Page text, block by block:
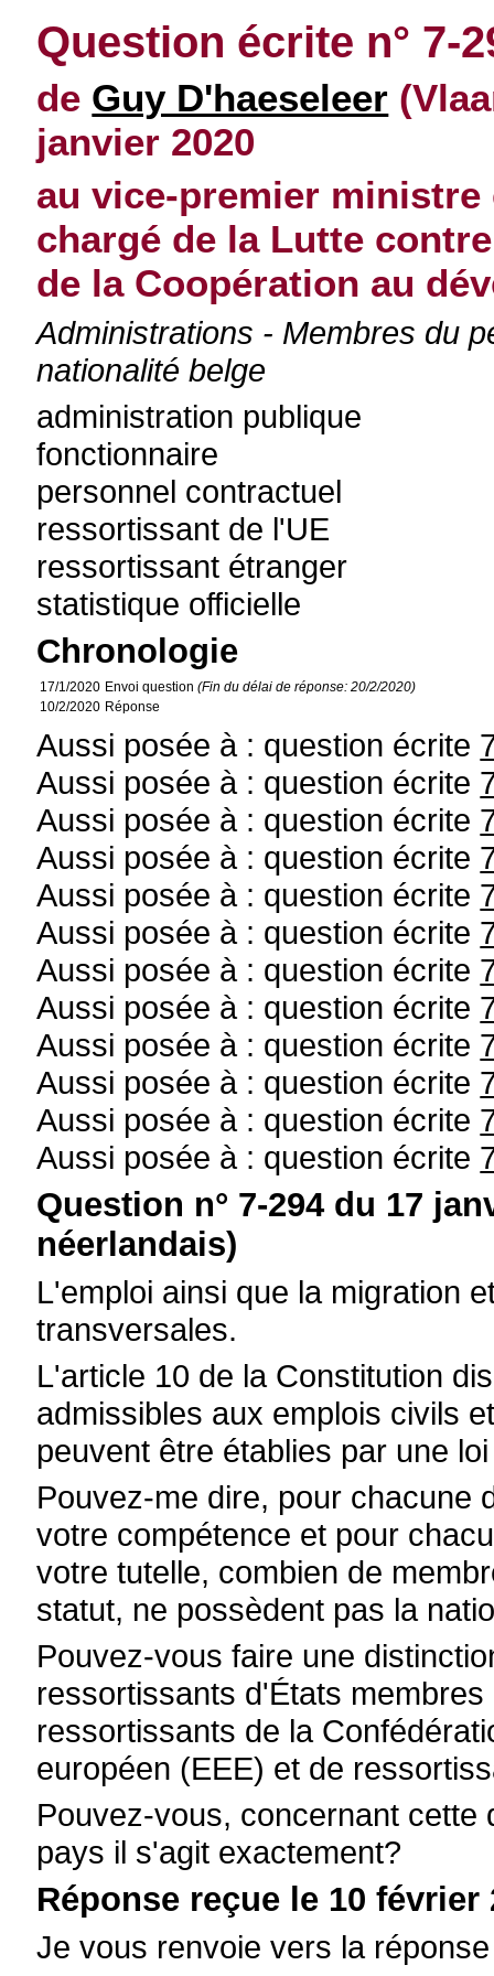
Question écrite n° 7-
de Guy D'haeseleer
janvier 2020
au vice-premier
chargé de la Lutte
de la Coopération au
Administrations - Membres du
nationalité belge
administration publique
fonctionnaire
personnel contractuel
ressortissant de l'UE
ressortissant étranger
statistique officielle
Chronologie
17/1/2020 Envoi question(Fin du délai de réponse: 20/2/2020)
10/2/2020 Réponse
Aussi posée à : question écrite
Aussi posée à : question écrite
Aussi posée à : question écrite
Aussi posée à : question écrite
Aussi posée à : question écrite
Aussi posée à : question écrite
Aussi posée à : question écrite
Aussi posée à : question écrite
Aussi posée à : question écrite
Aussi posée à : question écrite
Aussi posée à : question écrite
Aussi posée à : question écrite
Question n° 7-294 du 17
néerlandais)
L'emploi ainsi que la migration
transversales.
L'article 10 de la Constitution
admissibles aux emplois civils
peuvent être établies par une
Pouvez-me dire, pour chacune
votre compétence et pour
votre tutelle, combien de
statut, ne possèdent pas la
Pouvez-vous faire une
ressortissants d'États
ressortissants de la
européen (EEE) et de
Pouvez-vous, concernant cette
pays il s'agit exactement?
Réponse reçue le 10 février
Je vous renvoie vers la